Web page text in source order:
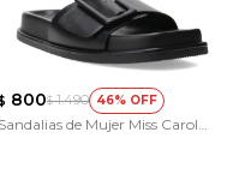
800$ 1.490 46
Sandalias de Mujer Miss Carol